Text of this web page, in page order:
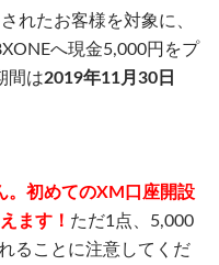
れたお客様を対象に、
へ現金5,000円をプ
間は2019年11月30日
。初めてのXM口座開設
ます！ ただ1点、5,000
ることに注意してくだ